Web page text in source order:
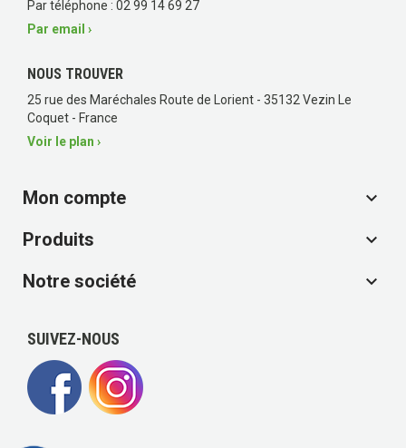
Par téléphone : 02 99 14 69 27
Par email ›
NOUS TROUVER
25 rue des Maréchales Route de Lorient - 35132 Vezin Le
Coquet - France
Voir le plan ›
Mon compte

Produits

Notre société

SUIVEZ-NOUS